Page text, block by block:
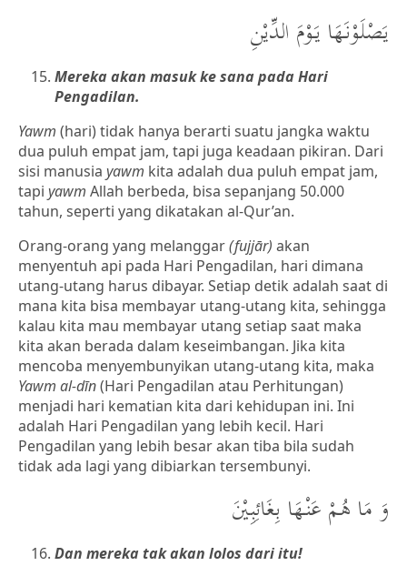
يَصْلَوْنَهَا يَوْمَ الدِّيْنِ
Mereka akan masuk ke sana pada Hari
Pengadilan.
Yawm (hari) tidak hanya berarti suatu jangka waktu
dua puluh empat jam, tapi juga keadaan pikiran. Dari
sisi manusia yawm kita adalah dua puluh empat jam,
tapi yawm Allah berbeda, bisa sepanjang 50.000
tahun, seperti yang dikatakan al-Qur’an.
Orang-orang yang melanggar(fujjār) akan
menyentuh api pada Hari Pengadilan, hari dimana
utang-utang harus dibayar. Setiap detik adalah saat di
mana kita bisa membayar utang-utang kita, sehingga
kalau kita mau membayar utang setiap saat maka
kita akan berada dalam keseimbangan. Jika kita
mencoba menyembunyikan utang-utang kita, maka
Yawm al-dīn(Hari Pengadilan atau Perhitungan)
menjadi hari kematian kita dari kehidupan ini. Ini
adalah Hari Pengadilan yang lebih kecil. Hari
Pengadilan yang lebih besar akan tiba bila sudah
tidak ada lagi yang dibiarkan tersembunyi.
وَ مَا هُمْ عَنْهَا بِغَائِبِيْنَ
Dan mereka tak akan lolos dari itu!